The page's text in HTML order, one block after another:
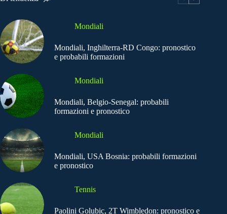
Mondiali
Mondiali, Inghilterra-RD Congo: pronostico
e probabili formazioni
Mondiali
Mondiali, Belgio-Senegal: probabili
formazioni e pronostico
Mondiali
Mondiali, USA Bosnia: probabili formazioni
e pronostico
Tennis
Paolini Golubic, 2T Wimbledon: pronostico e